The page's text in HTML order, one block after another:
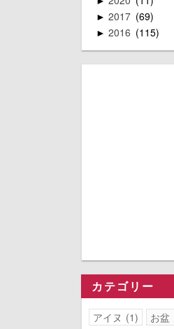
►2017 69
►2016 115
カテゴリー
アイヌ 1 お盆